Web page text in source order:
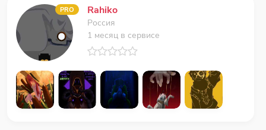
PRO Rahiko
Россия
1 месяц в сервисе